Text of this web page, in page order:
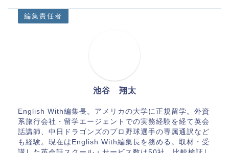
編集責任者
池谷 翔太
English With編集長。アメリカの大学に正規留学。外資
系旅行会社・留学エージェントでの実務経験を経て英会
話講師、中日ドラゴンズのプロ野球選手の専属通訳など
も経験。現在はEnglish With編集長を務める。取材・受